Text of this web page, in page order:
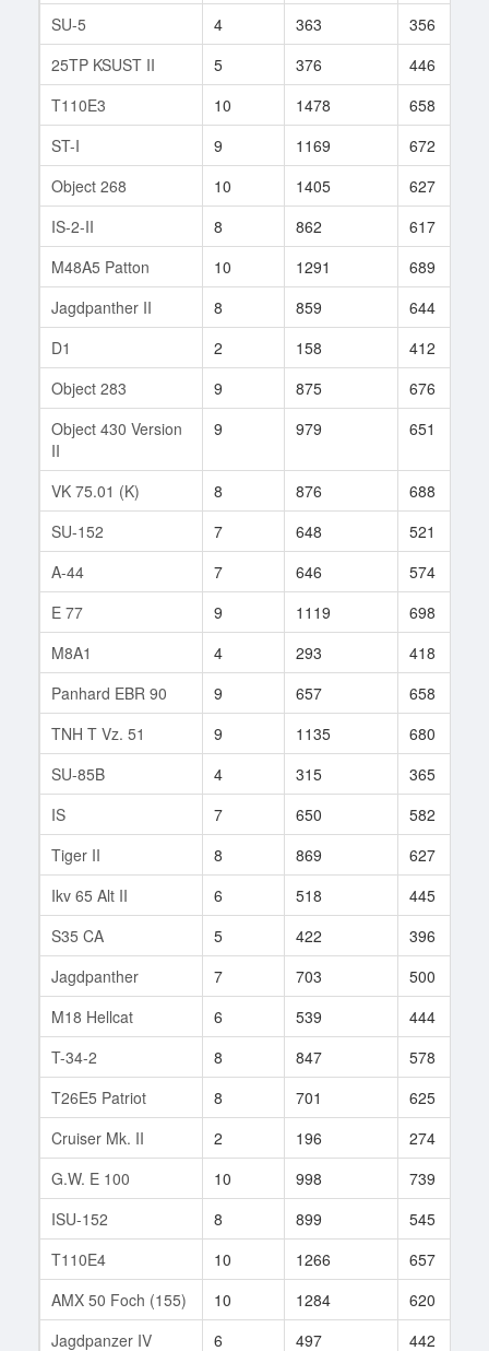
SU-5
4 363 356
25TP KSUST II
5 376 446
T110E3
10 1478 658
ST-I
9 1169 672
Object 268
10 1405 627
IS-2-II
8 862 617
M48A5 Patton
10 1291 689
Jagdpanther II
8 859 644
D1
2 158 412
Object 283
9 875 676
Object 430 Version
II
9 979 651
VK 75.01 (K) 8 876 688
SU-152
7 648 521
A-44
7 646 574
E 77
9 1119 698
M8A1
4 293 418
Panhard EBR 90
9 657 658
TNH T Vz. 51
9 1135 680
SU-85B
4 315 365
IS
7 650 582
Tiger II
8 869 627
Ikv 65 Alt II
6 518 445
S35 CA
5 422 396
Jagdpanther
7 703 500
M18 Hellcat
6 539 444
T-34-2
8 847 578
T26E5 Patriot
8 701 625
Cruiser Mk. II
2 196 274
G.W. E 100
10 998 739
ISU-152
8 899 545
T110E4
10 1266 657
AMX 50 Foch (155)
10 1284 620
Jagdpanzer IV
6 497 442